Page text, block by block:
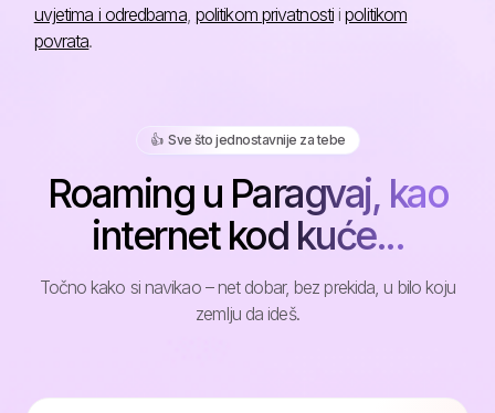
uvjetima i odredbama, politikom privatnostiipolitikom
povrata.
👍️ Sve što jednostavnije za tebe
Roaming u Paragvaj, kao
internet kod kuće...
Točno kako si navikao – net dobar, bez prekida, u bilo koju
zemlju da ideš.